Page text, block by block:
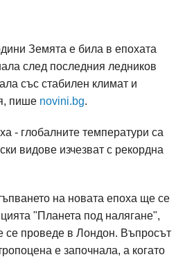
Земята е била в епохата
след последния ледников
със стабилен климат и
пише novini.bg.
- глобалните температури са
видове изчезват с рекордна
на новата епоха ще се
"Планета под налягане",
се проведе в Лондон. Въпросът
е започнала, а когато